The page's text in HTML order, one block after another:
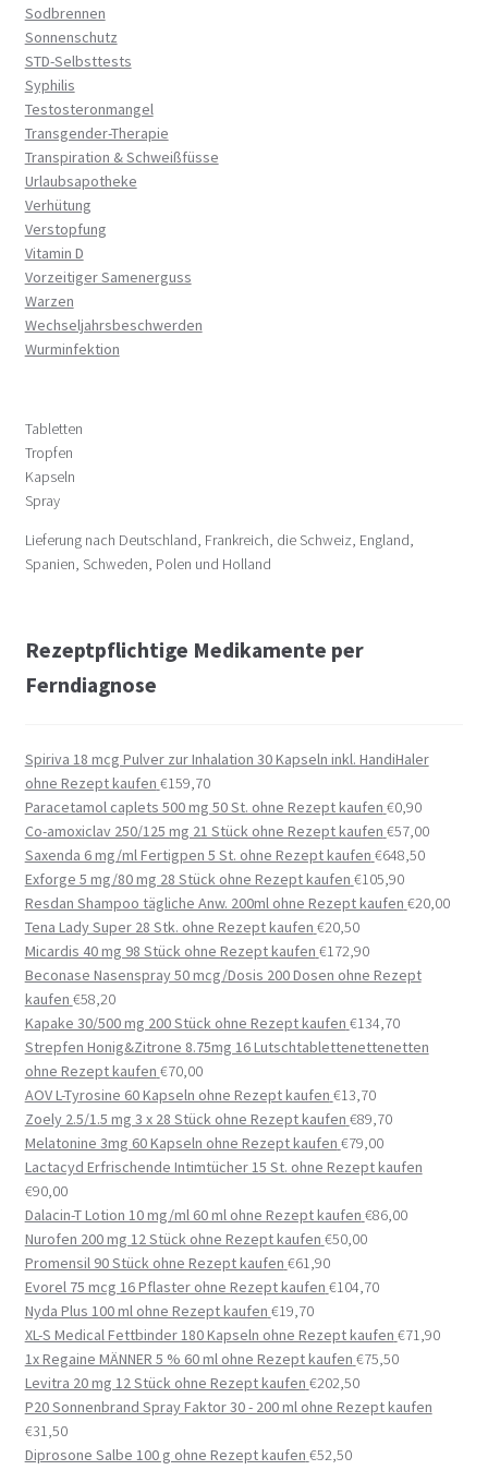
Sodbrennen
Sonnenschutz
STD-Selbsttests
Syphilis
Testosteronmangel
Transgender-Therapie
Transpiration & Schweißfüsse
Urlaubsapotheke
Verhütung
Verstopfung
Vitamin D
Vorzeitiger Samenerguss
Warzen
Wechseljahrsbeschwerden
Wurminfektion
Tabletten
Tropfen
Kapseln
Spray
Lieferung nach Deutschland, Frankreich, die Schweiz, England,
Spanien, Schweden, Polen und Holland
Rezeptpflichtige Medikamente per
Ferndiagnose
Spiriva 18 mcg Pulver zur Inhalation 30 Kapseln inkl. HandiHaler
ohne Rezept kaufen €159,70
Paracetamol caplets 500 mg 50 St. ohne Rezept kaufen €0,90
Co-amoxiclav 250/125 mg 21 Stück ohne Rezept kaufen €57,00
Saxenda 6 mg/ml Fertigpen 5 St. ohne Rezept kaufen €648,50
Exforge 5 mg/80 mg 28 Stück ohne Rezept kaufen €105,90
Resdan Shampoo tägliche Anw. 200ml ohne Rezept kaufen €20,00
Tena Lady Super 28 Stk. ohne Rezept kaufen €20,50
Micardis 40 mg 98 Stück ohne Rezept kaufen €172,90
Beconase Nasenspray 50 mcg/Dosis 200 Dosen ohne Rezept
kaufen €58,20
Kapake 30/500 mg 200 Stück ohne Rezept kaufen €134,70
Strepfen Honig&Zitrone 8.75mg 16 Lutschtablettenettenetten
ohne Rezept kaufen €70,00
AOV L-Tyrosine 60 Kapseln ohne Rezept kaufen €13,70
Zoely 2.5/1.5 mg 3 x 28 Stück ohne Rezept kaufen €89,70
Melatonine 3mg 60 Kapseln ohne Rezept kaufen €79,00
Lactacyd Erfrischende Intimtücher 15 St. ohne Rezept kaufen
€90,00
Dalacin-T Lotion 10 mg/ml 60 ml ohne Rezept kaufen €86,00
Nurofen 200 mg 12 Stück ohne Rezept kaufen €50,00
Promensil 90 Stück ohne Rezept kaufen €61,90
Evorel 75 mcg 16 Pflaster ohne Rezept kaufen €104,70
Nyda Plus 100 ml ohne Rezept kaufen €19,70
XL-S Medical Fettbinder 180 Kapseln ohne Rezept kaufen €71,90
1x Regaine MÄNNER 5 % 60 ml ohne Rezept kaufen €75,50
Levitra 20 mg 12 Stück ohne Rezept kaufen €202,50
P20 Sonnenbrand Spray Faktor 30 - 200 ml ohne Rezept kaufen
€31,50
Diprosone Salbe 100 g ohne Rezept kaufen €52,50